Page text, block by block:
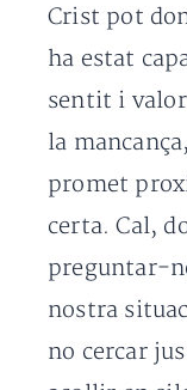
Crist pot
ha estat
sentit i
la
promet
certa. Cal,
preguntar-
nostra
no cercar